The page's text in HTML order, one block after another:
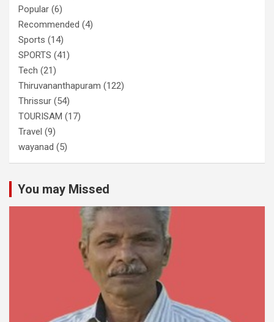
Popular (6)
Recommended (4)
Sports (14)
SPORTS (41)
Tech (21)
Thiruvananthapuram (122)
Thrissur (54)
TOURISAM (17)
Travel (9)
wayanad (5)
You may Missed